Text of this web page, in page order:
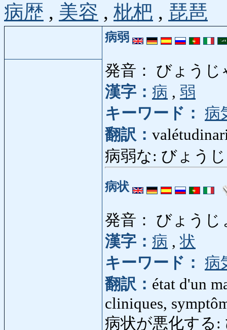
病歴 , 美容 , 枇杷 , 琵琶
病弱
発音： びょうじ
漢字： 病 , 弱
キーワード： 病
翻訳：
病弱な: びょう
病状
発音： びょうじ
漢字： 病 ,状
キーワード： 病
翻訳： état d'un
cliniques,
病状が悪化する: